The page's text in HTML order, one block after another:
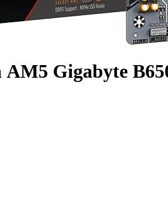
Gigabyte